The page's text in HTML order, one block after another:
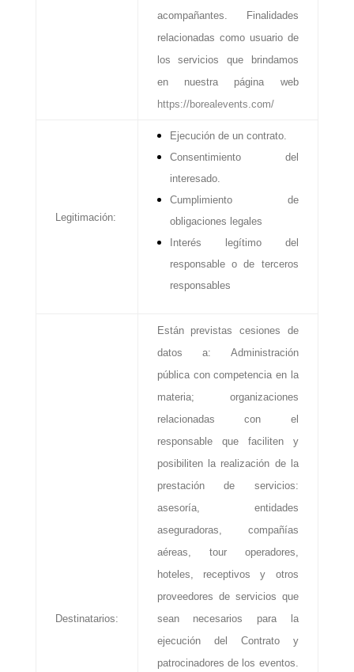
acompañantes. Finalidades
relacionadas como usuario de
los servicios que brindamos
en nuestra página web
https://borealevents.com/
Legitimación:
Ejecución de un contrato.
Consentimiento del
interesado.
Cumplimiento de
obligaciones legales
Interés legítimo del
responsable o de terceros
responsables
Destinatarios:
Están previstas cesiones de
datos a: Administración
pública con competencia en la
materia; organizaciones
relacionadas con el
responsable que faciliten y
posibiliten la realización de la
prestación de servicios:
asesoría, entidades
aseguradoras, compañías
aéreas, tour operadores,
hoteles, receptivos y otros
proveedores de servicios que
sean necesarios para la
ejecución del Contrato y
patrocinadores de los eventos.